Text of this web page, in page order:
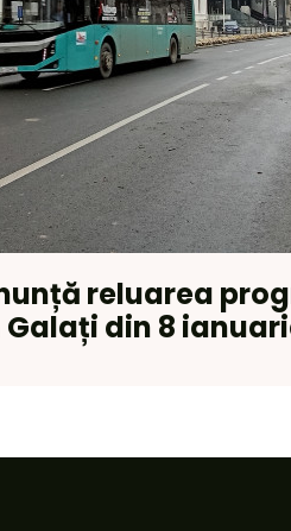
reluarea
din 8